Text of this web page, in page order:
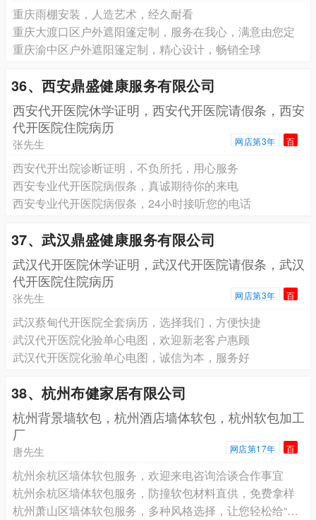
重庆雨棚安装，人造艺术，经久耐看
重庆大渡口区户外遮阳篷定制，服务在我心，满意由您定
重庆渝中区户外遮阳篷定制，精心设计，畅销全球
36、西安鼎盛健康服务有限公司
西安代开医院休学证明，西安代开医院请假条，西安
代开医院住院病历
张先生 网店第3年 百
西安代开出院诊断证明，不负所托，用心服务
西安专业代开医院病假条，真诚期待你的来电
西安专业代开医院病假条，24小时接听您的电话
37、武汉鼎盛健康服务有限公司
武汉代开医院休学证明，武汉代开医院请假条，武汉
代开医院住院病历
张先生 网店第3年 百
武汉蔡甸代开医院全套病历，选择我们，方便快捷
武汉代开医院化验单心电图，欢迎新老客户惠顾
武汉代开医院化验单心电图，诚信为本，服务好
38、杭州布健家居有限公司
杭州背景墙软包，杭州酒店墙体软包，杭州软包加工
厂
唐先生 网店第17年 百
杭州余杭区墙体软包服务，欢迎来电咨询洽谈合作事宜
杭州余杭区墙体软包服务，防撞软包材料直供，免费拿样
杭州萧山区墙体软包服务，多种风格选择，让您轻松给“家”换新装